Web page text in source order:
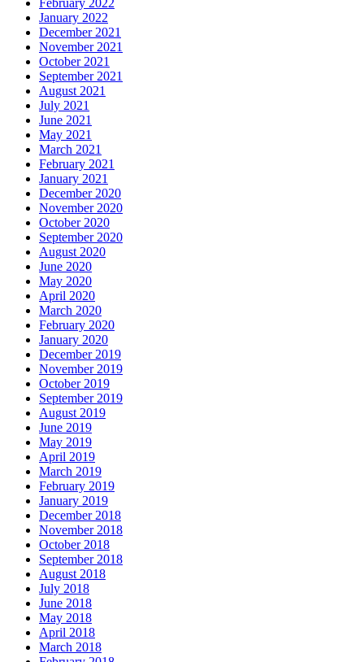
January 2022
December 2021
November 2021
October 2021
September 2021
August 2021
July 2021
June 2021
May 2021
March 2021
February 2021
January 2021
December 2020
November 2020
October 2020
September 2020
August 2020
June 2020
May 2020
April 2020
March 2020
February 2020
January 2020
December 2019
November 2019
October 2019
September 2019
August 2019
June 2019
May 2019
April 2019
March 2019
February 2019
January 2019
December 2018
November 2018
October 2018
September 2018
August 2018
July 2018
June 2018
May 2018
April 2018
March 2018